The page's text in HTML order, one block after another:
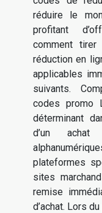
réduire le
profitant
comment
réduction en
applicables
suivants.
codes promo
déterminant
d’un achat
plateformes
sites
remise
d’achat. Lors